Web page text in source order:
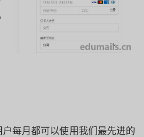
每月都可以使用我们最先进的